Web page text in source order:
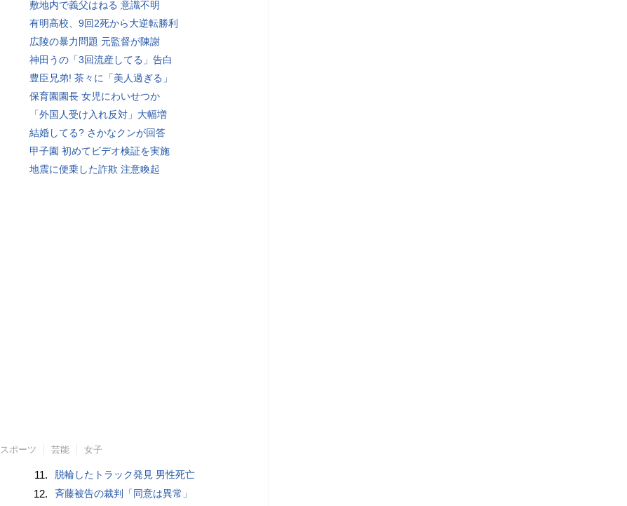
敷地内で義父はねる 意識不明
有明高校、9回2死から大逆転勝利
広陵の暴力問題 元監督が陳謝
神田うの「3回流産してる」告白
豊臣兄弟! 茶々に「美人過ぎる」
保育園園長 女児にわいせつか
「外国人受け入れ反対」大幅増
結婚してる? さかなクンが回答
甲子園 初めてビデオ検証を実施
地震に便乗した詐欺 注意喚起
スポーツ 芸能 女子
11. 脱輪したトラック発見 男性死亡
12. 斉藤被告の裁判「同意は異常」